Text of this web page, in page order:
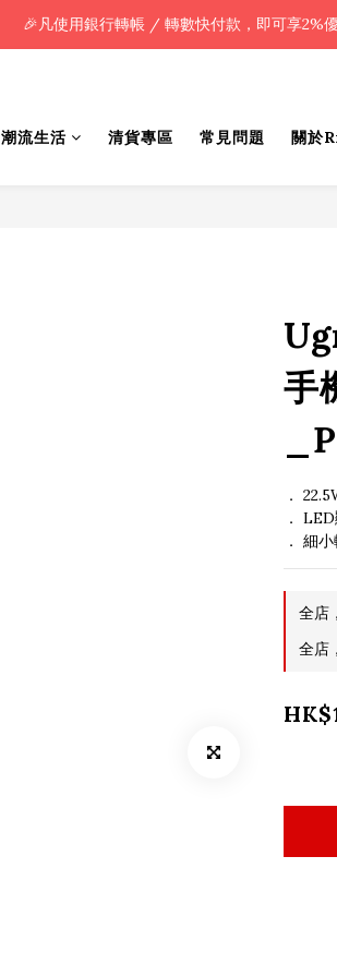
🎉凡使用銀行轉帳 / 轉數快付款，即可享2%
🎉凡使用銀行轉帳 / 轉數快付款，即可享2%
潮流生活 清貨專區 常見問題 關於
手
．
．
． 細
全店
全店